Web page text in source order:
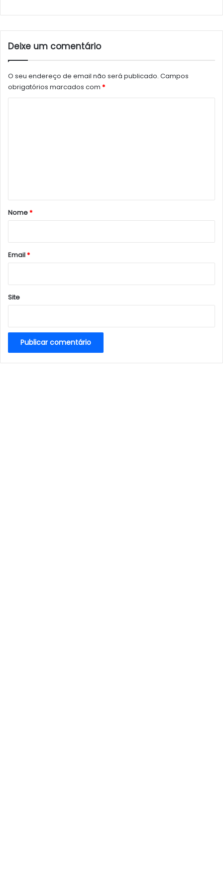
Deixe um comentário
O seu endereço de email não será publicado. Campos
obrigatórios marcados com *
r
*
Nome*
Email*
Site